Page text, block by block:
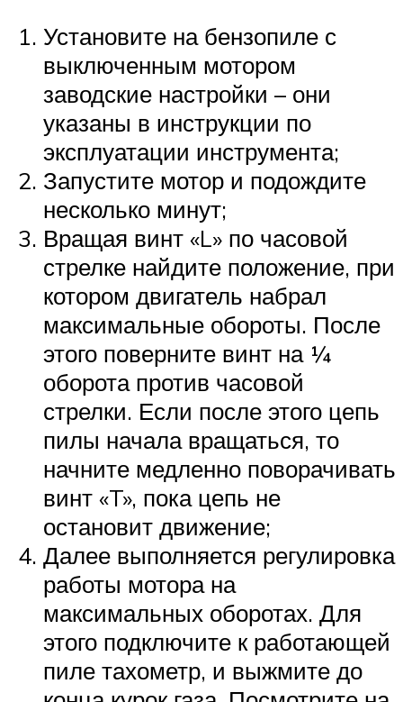
Установите на бензопиле с
выключенным мотором
заводские настройки – они
указаны в инструкции по
эксплуатации инструмента;
Запустите мотор и подождите
несколько минут;
Вращая винт «L» по часовой
стрелке найдите положение, при
котором двигатель набрал
максимальные обороты. После
этого поверните винт на ¼
оборота против часовой
стрелки. Если после этого цепь
пилы начала вращаться, то
начните медленно поворачивать
винт «T», пока цепь не
остановит движение;
Далее выполняется регулировка
работы мотора на
максимальных оборотах. Для
этого подключите к работающей
пиле тахометр, и выжмите до